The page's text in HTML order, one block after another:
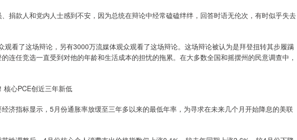
款人和党内人士感到不安，因为总统在辩论中经常磕磕绊绊，回答时语无伦次，有时似乎失去
看了这场辩论，另有3000万流媒体观众观看了这场辩论。这场辩论被认为是拜登扭转其步履蹒
连任竞选一直受到对他的年龄和生活成本的担忧的拖累。在大多数全国和摇摆州的民意调查中，
心PCE创近三年新低
指标显示，5月份通胀率放缓至三年多以来的最低年率，为寻求在未来几个月开始降息的美联